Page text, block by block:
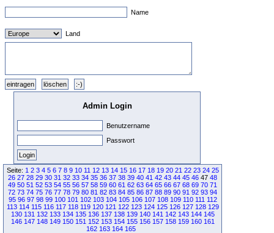
Name
Land
Admin Login
Benutzername
Passwort
Seite: 1 2 3 4 5 6 7 8 9 10 11 12 13 14 15 16 17 18 19 20 21 22 23 24 25
26 27 28 29 30 31 32 33 34 35 36 37 38 39 40 41 42 43 44 45 46 47 48
49 50 51 52 53 54 55 56 57 58 59 60 61 62 63 64 65 66 67 68 69 70 71
72 73 74 75 76 77 78 79 80 81 82 83 84 85 86 87 88 89 90 91 92 93 94
95 96 97 98 99 100 101 102 103 104 105 106 107 108 109 110 111 112
113 114 115 116 117 118 119 120 121 122 123 124 125 126 127 128 129
130 131 132 133 134 135 136 137 138 139 140 141 142 143 144 145
146 147 148 149 150 151 152 153 154 155 156 157 158 159 160 161
162 163 164 165